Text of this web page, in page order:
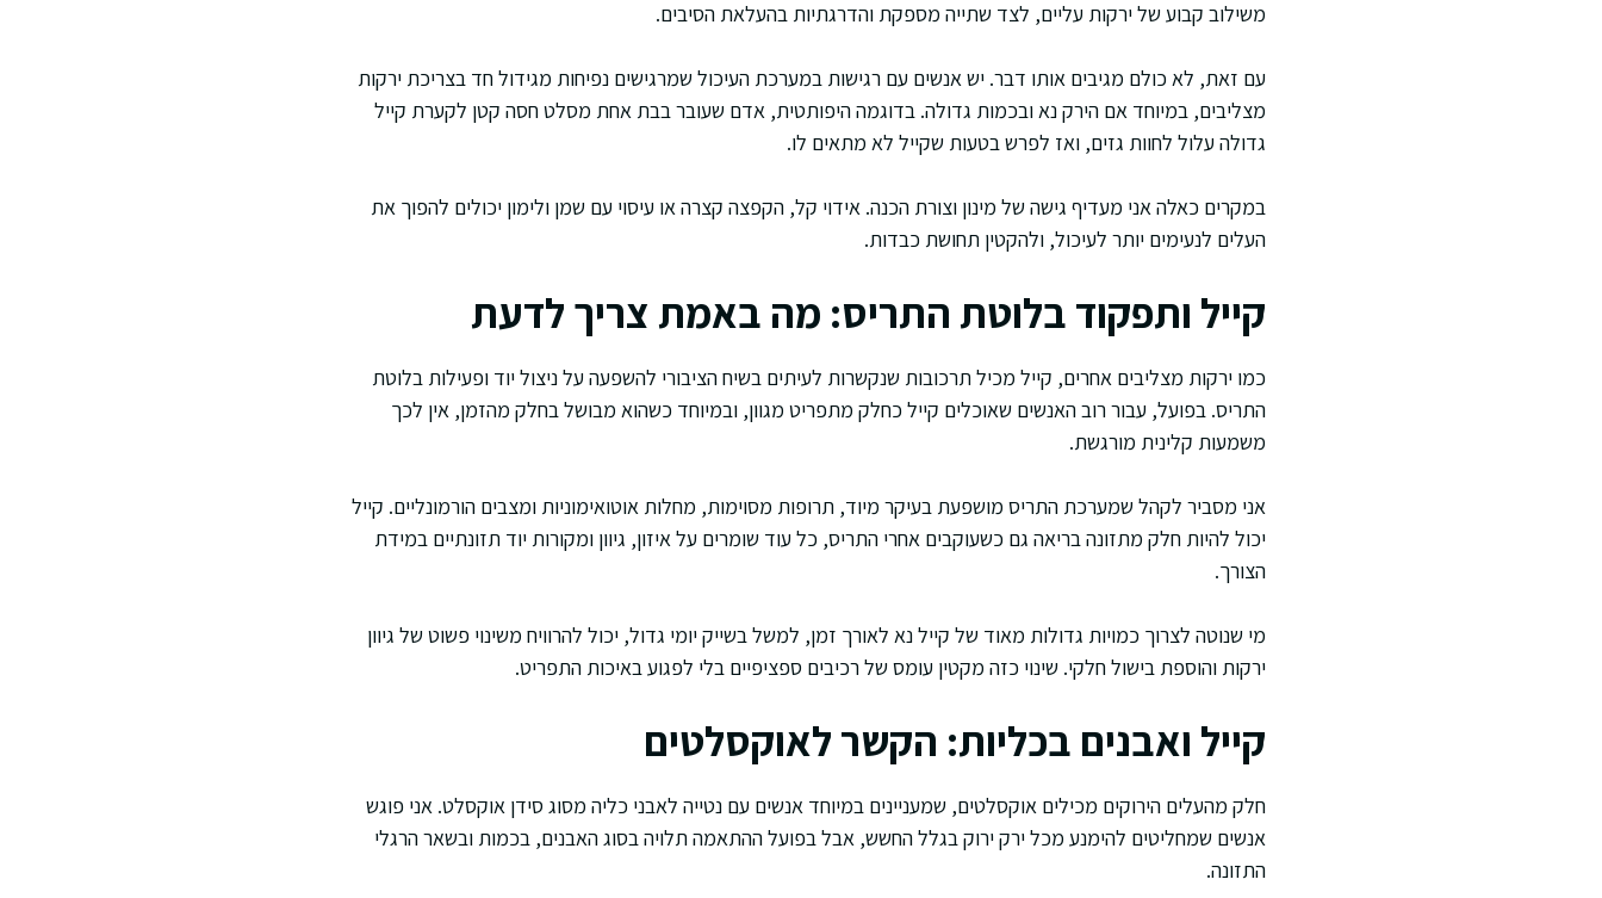
משילוב קבוע של ירקות עליים, לצד שתייה מספקת והדרגתיות בהעלאת הסיבים.
עם זאת, לא כולם מגיבים אותו דבר. יש אנשים עם רגישות במערכת העיכול שמרגישים נפיחות מגידול חד בצריכת ירקות
מצליבים, במיוחד אם הירק נא ובכמות גדולה. בדוגמה היפותטית, אדם שעובר בבת אחת מסלט חסה קטן לקערת קייל
גדולה עלול לחוות גזים, ואז לפרש בטעות שקייל לא מתאים לו.
במקרים כאלה אני מעדיף גישה של מינון וצורת הכנה. אידוי קל, הקפצה קצרה או עיסוי עם שמן ולימון יכולים להפוך את
העלים לנעימים יותר לעיכול, ולהקטין תחושת כבדות.
קייל ותפקוד בלוטת התריס: מה באמת צריך לדעת
כמו ירקות מצליבים אחרים, קייל מכיל תרכובות שנקשרות לעיתים בשיח הציבורי להשפעה על ניצול יוד ופעילות בלוטת
התריס. בפועל, עבור רוב האנשים שאוכלים קייל כחלק מתפריט מגוון, ובמיוחד כשהוא מבושל בחלק מהזמן, אין לכך
משמעות קלינית מורגשת.
אני מסביר לקהל שמערכת התריס מושפעת בעיקר מיוד, תרופות מסוימות, מחלות אוטואימוניות ומצבים הורמונליים. קייל
יכול להיות חלק מתזונה בריאה גם כשעוקבים אחרי התריס, כל עוד שומרים על איזון, גיוון ומקורות יוד תזונתיים במידת
הצורך.
מי שנוטה לצרוך כמויות גדולות מאוד של קייל נא לאורך זמן, למשל בשייק יומי גדול, יכול להרוויח משינוי פשוט של גיוון
ירקות והוספת בישול חלקי. שינוי כזה מקטין עומס של רכיבים ספציפיים בלי לפגוע באיכות התפריט.
קייל ואבנים בכליות: הקשר לאוקסלטים
חלק מהעלים הירוקים מכילים אוקסלטים, שמעניינים במיוחד אנשים עם נטייה לאבני כליה מסוג סידן אוקסלט. אני פוגש
אנשים שמחליטים להימנע מכל ירק ירוק בגלל החשש, אבל בפועל ההתאמה תלויה בסוג האבנים, בכמות ובשאר הרגלי
התזונה.